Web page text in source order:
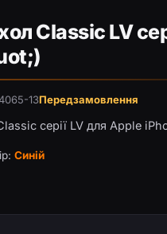
Classic LV
13Передзамовлення
серії LV для Apple
Синій